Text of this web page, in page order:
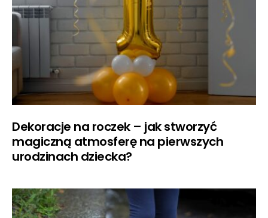
Dekoracje na roczek – jak stworzyć
magiczną atmosferę na pierwszych
urodzinach dziecka?